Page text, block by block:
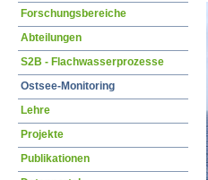
Navigation
überspringen
Forschungsbereiche
Abteilungen
S2B - Flachwasserprozesse
Ostsee-Monitoring
Lehre
Projekte
Publikationen